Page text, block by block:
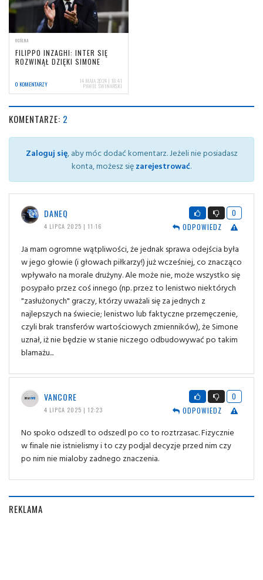
OGÓLNA
FILIPPO INZAGHI: INTER SIĘ
ROZWINĄŁ DZIĘKI SIMONE
0 KOMENTARZY 14 MAJA 2024 | 18:41
PAWEŁ ŚWINARSKI
KOMENTARZE: 2
Zaloguj się, aby móc dodać komentarz. Jeżeli nie posiadasz
konta, możesz sięzarejestrować.
DANEQ
4 LIPCA 2025 | 11:16
0
ODPOWIEDZ
Ja mam ogromne wątpliwości, że jednak sprawa odejścia była
w jego głowie (i głowach piłkarzy!) już wcześniej, co znacząco
wpływało na morale drużyny. Ale może nie, może wszystko się
posypało przez coś innego (np. przez to lenistwo niektórych
"zasłużonych" graczy, którzy uważali się za jednych z
najlepszych na świecie; lenistwo lub faktyczne przemęczenie,
czyli brak transferów wartościowych zmienników), że Simone
uznał, iż nie będzie w stanie niczego odbudowywać po takim
blamażu...
VANCORE
4 LIPCA 2025 | 12:23
0
ODPOWIEDZ
No spoko odszedl to odszedl po co to roztrzasac. Fizycznie
w finale nie istnielismy i to czy podjal decyzje przed nim czy
po nim nie mialoby zadnego znaczenia.
REKLAMA